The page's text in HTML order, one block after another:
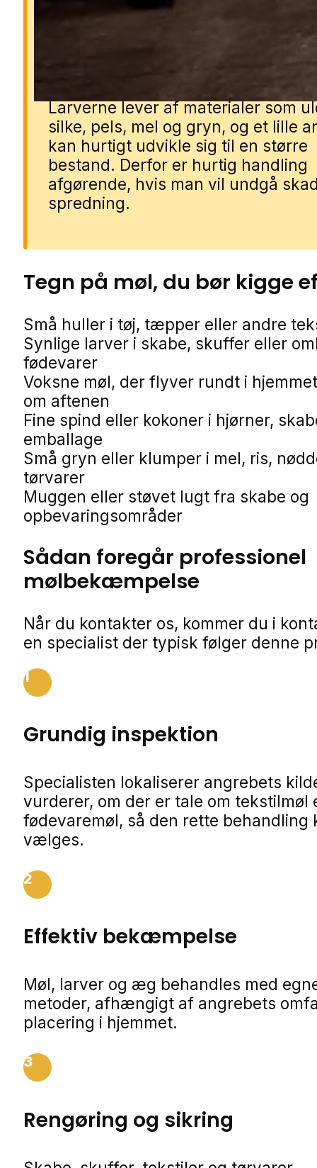
Hvorfor er møl et
Møl kan hurtigt ødelægge tøj,
fødevarer, før man opdager
Larverne lever af materialer som
silke, pels, mel og gryn, og et lille
kan hurtigt udvikle sig til en større
bestand. Derfor er hurtig handling
afgørende, hvis man vil undgå
spredning.
Tegn på møl, du bør kigge
Små huller i tøj, tæpper eller andre
Synlige larver i skabe, skuffer eller
fødevarer
Voksne møl, der flyver rundt i
om aftenen
Fine spind eller kokoner i hjørner,
emballage
Små gryn eller klumper i mel, ris,
tørvarer
Muggen eller støvet lugt fra skabe og
opbevaringsområder
Sådan foregår professionel
mølbekæmpelse
Når du kontakter os, kommer du i
en specialist der typisk følger denne
1
Grundig inspektion
Specialisten lokaliserer angrebets
vurderer, om der er tale om tekstilmøl
fødevaremøl, så den rette behandling
vælges.
2
Effektiv bekæmpelse
Møl, larver og æg behandles med
metoder, afhængigt af angrebets
placering i hjemmet.
3
Rengøring og sikring